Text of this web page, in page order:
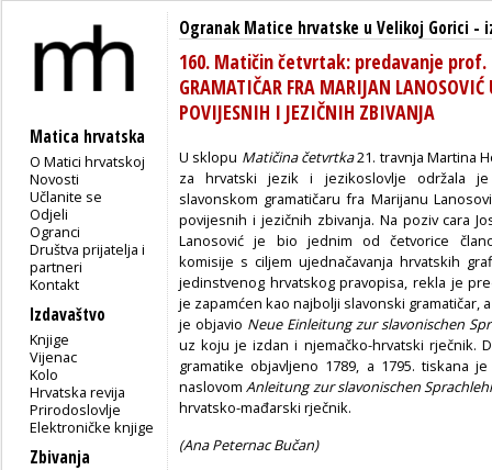
Matica hrvatska
O Matici hrvatskoj
Novosti
Učlanite se
Odjeli
Ogranci
Društva prijatelja i
partneri
Kontakt
Izdavaštvo
Knjige
Vijenac
Kolo
Hrvatska revija
Prirodoslovlje
Elektroničke knjige
Zbivanja
Ogranak Matice hrvatske u Velikoj Gorici -
160. Matičin četvrtak: predavanje prof.
GRAMATIČAR FRA MARIJAN LANOSOVIĆ
POVIJESNIH I JEZIČNIH ZBIVANJA
U sklopu Matičina četvrtka21. travnja Martina
za hrvatski jezik i jezikoslovlje održala
slavonskom gramatičaru fra Marijanu
povijesnih i jezičnih zbivanja. Na poziv cara
Lanosović je bio jednim od četvorice
komisije s ciljem ujednačavanja hrvatskih
jedinstvenog hrvatskog pravopisa, rekla je
je zapamćen kao najbolji slavonski gramatičar,
je objavio Neue Einleitung zur slavonischen
uz koju je izdan i njemačko-hrvatski rječnik.
gramatike objavljeno 1789, a 1795. tiskana
naslovomAnleitung zur slavonischen
hrvatsko-mađarski rječnik.
(Ana Peternac Bučan)